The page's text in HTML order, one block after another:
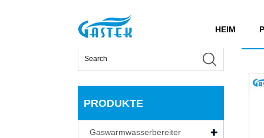
HEIM
Heim > Produkte
PRODUKTE
Gaswarmwasserbereiter